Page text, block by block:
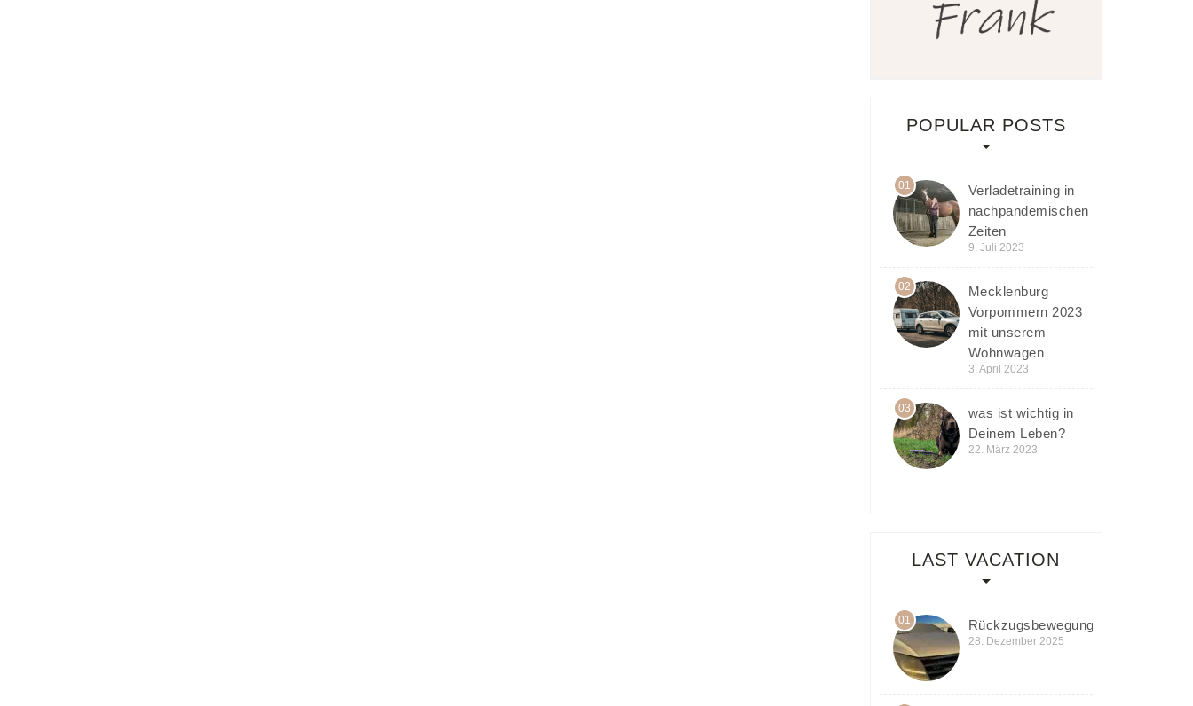
POPULAR POSTS
01
Verladetraining in
nachpandemischen
Zeiten
9. Juli 2023
02
Mecklenburg
Vorpommern 2023
mit unserem
Wohnwagen
3. April 2023
03
was ist wichtig in
Deinem Leben?
22. März 2023
LAST VACATION
01 Rückzugsbewegung
28. Dezember 2025